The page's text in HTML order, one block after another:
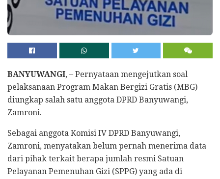
BANYUWANGI, – Pernyataan mengejutkan soal
pelaksanaan Program Makan Bergizi Gratis (MBG)
diungkap salah satu anggota DPRD Banyuwangi,
Zamroni.
Sebagai anggota Komisi IV DPRD Banyuwangi,
Zamroni, menyatakan belum pernah menerima data
dari pihak terkait berapa jumlah resmi Satuan
Pelayanan Pemenuhan Gizi (SPPG) yang ada di